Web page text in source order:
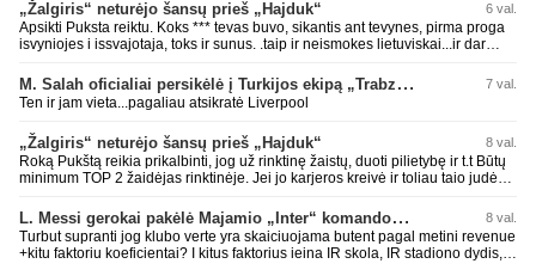
„Žalgiris“ neturėjo šansų prieš „Hajduk“ 6 val.
Apsikti Puksta reiktu. Koks *** tevas buvo, sikantis ant tevynes, pirma proga
isvyniojes i issvajotaja, toks ir sunus. .taip ir neismokes lietuviskai...ir dar
laurynas ikalbins
M. Salah oficialiai persikėlė į Turkijos ekipą „Trabzonspor“ 7 val.
Ten ir jam vieta...pagaliau atsikratė Liverpool
„Žalgiris“ neturėjo šansų prieš „Hajduk“ 8 val.
Roką Pukštą reikia prikalbinti, jog už rinktinę žaistų, duoti pilietybę ir t.t Būtų
minimum TOP 2 žaidėjas rinktinėje. Jei jo karjeros kreivė ir toliau taio judės,
L. Messi gerokai pakėlė Majamio „Inter“ komandos vertę 8 val.
Turbut supranti jog klubo verte yra skaiciuojama butent pagal metini revenue
+kitu faktoriu koeficientai? I kitus faktorius ieina IR skola, IR stadiono dydis,